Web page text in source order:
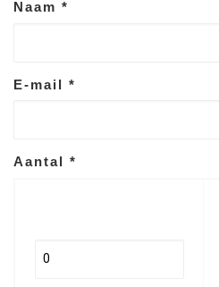
Naam *
E-mail *
Aantal *